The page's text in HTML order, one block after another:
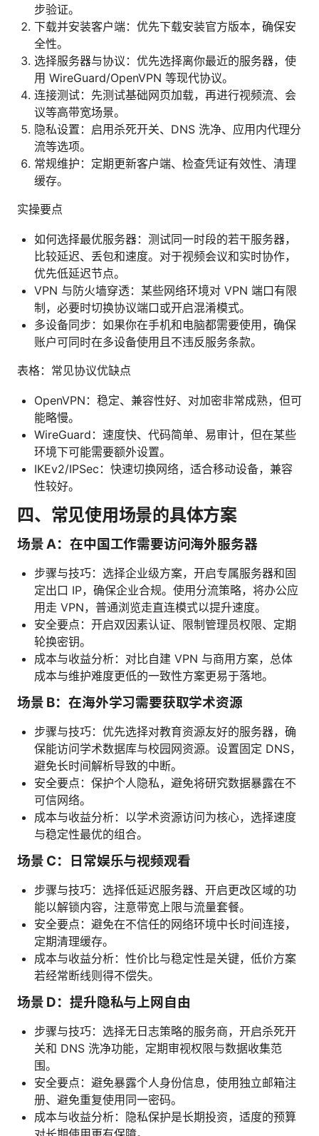
步验证。
下载并安装客户端：优先下载安装官方版本，确保安
全性。
选择服务器与协议：优先选择离你最近的服务器，使
用 WireGuard/OpenVPN 等现代协议。
连接测试：先测试基础网页加载，再进行视频流、会
议等高带宽场景。
隐私设置：启用杀死开关、DNS 洗净、应用内代理分
流等选项。
常规维护：定期更新客户端、检查凭证有效性、清理
缓存。
实操要点
如何选择最优服务器：测试同一时段的若干服务器，
比较延迟、丢包和速度。对于视频会议和实时协作，
优先低延迟节点。
VPN 与防火墙穿透：某些网络环境对 VPN 端口有限
制，必要时切换协议端口或开启混淆模式。
多设备同步：如果你在手机和电脑都需要使用，确保
账户可同时在多设备使用且不违反服务条款。
表格：常见协议优缺点
OpenVPN：稳定、兼容性好、对加密非常成熟，但可
能略慢。
WireGuard：速度快、代码简单、易审计，但在某些
环境下可能需要额外设置。
IKEv2/IPSec：快速切换网络，适合移动设备，兼容
性较好。
四、常见使用场景的具体方案
场景 A：在中国工作需要访问海外服务器
步骤与技巧：选择企业级方案，开启专属服务器和固
定出口 IP，确保企业合规。使用分流策略，将办公应
用走 VPN，普通浏览走直连模式以提升速度。
安全要点：开启双因素认证、限制管理员权限、定期
轮换密钥。
成本与收益分析：对比自建 VPN 与商用方案，总体
成本与维护难度更低的一致性方案更易于落地。
场景 B：在海外学习需要获取学术资源
步骤与技巧：优先选择对教育资源友好的服务器，确
保能访问学术数据库与校园网资源。设置固定 DNS，
避免长时间解析导致的中断。
安全要点：保护个人隐私，避免将研究数据暴露在不
可信网络。
成本与收益分析：以学术资源访问为核心，选择速度
与稳定性最优的组合。
场景 C：日常娱乐与视频观看
步骤与技巧：选择低延迟服务器、开启更改区域的功
能以解锁内容，注意带宽上限与流量套餐。
安全要点：避免在不信任的网络环境中长时间连接，
定期清理缓存。
成本与收益分析：性价比与稳定性是关键，低价方案
若经常断线则得不偿失。
场景 D：提升隐私与上网自由
步骤与技巧：选择无日志策略的服务商，开启杀死开
关和 DNS 洗净功能，定期审视权限与数据收集范
围。
安全要点：避免暴露个人身份信息，使用独立邮箱注
册、避免重复使用同一密码。
成本与收益分析：隐私保护是长期投资，适度的预算